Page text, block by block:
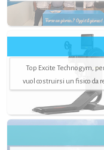
Top Excite Technogym,
vuol costruirsi un fisico da